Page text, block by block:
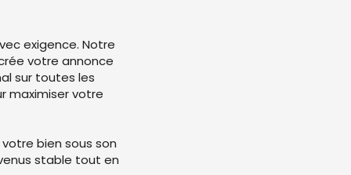
exigence. Notre
votre annonce
sur toutes les
maximiser votre
bien sous son
stable tout en